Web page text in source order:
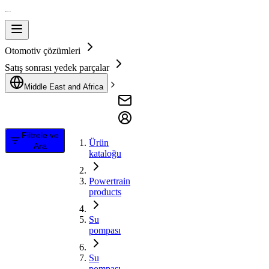
Otomotiv çözümleri
Satış sonrası yedek parçalar
Middle East and Africa
Filtrele ve
Ara
Ürün
kataloğu
Powertrain
products
Su
pompası
Su